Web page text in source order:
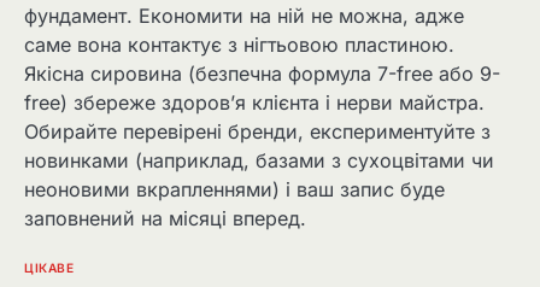
фундамент. Економити на ній не можна, адже
саме вона контактує з нігтьовою пластиною.
Якісна сировина (безпечна формула 7-free або 9-
free) збереже здоров’я клієнта і нерви майстра.
Обирайте перевірені бренди, експериментуйте з
новинками (наприклад, базами з сухоцвітами чи
неоновими вкрапленнями) і ваш запис буде
заповнений на місяці вперед.
ЦІКАВЕ